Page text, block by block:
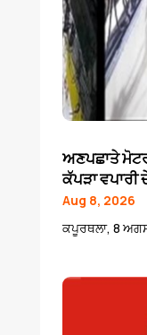
ਅਣਪਛਾਤੇ
ਕੱਪੜਾ
Aug 8, 2026
ਕਪੂਰਥਲਾ, 8